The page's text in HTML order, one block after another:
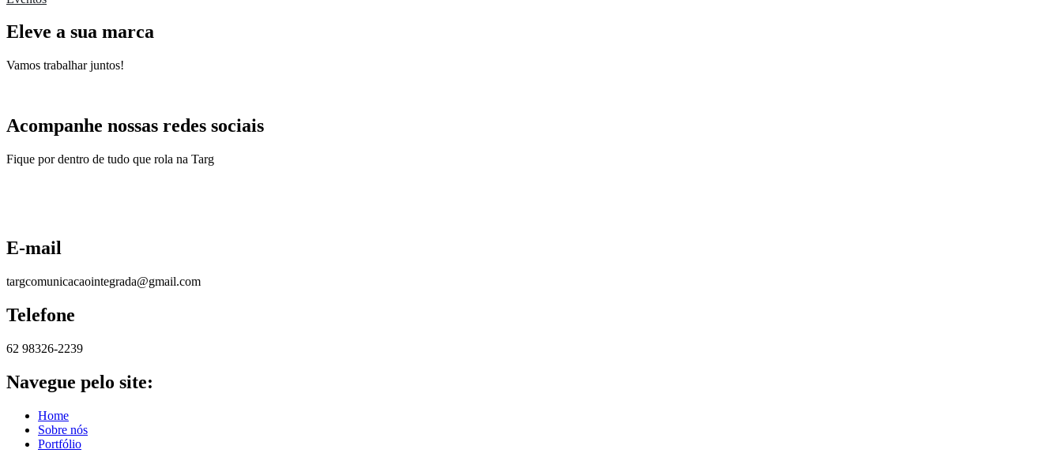
Eleve a sua marca
Vamos trabalhar juntos!
Acompanhe nossas redes sociais
Fique por dentro de tudo que rola na Targ
E-mail
targcomunicacaointegrada@gmail.com
Telefone
62 98326-2239
Navegue pelo site:
Home
Sobre nós
Portfólio